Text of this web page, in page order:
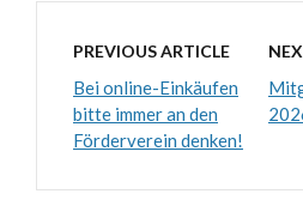
PREVIOUS ARTICLE
Bei online-Einkäufen
bitte immer an den
Förderverein denken!